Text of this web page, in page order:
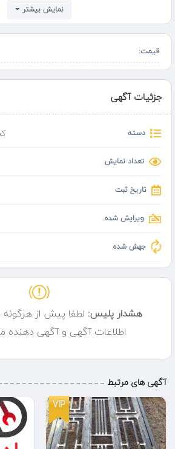
فرمایید/
نمایش بیشتر
قیمت:
جزئیات آگهی
دسته
تعداد نمایش
تاریخ ثبت
ویرایش شده
جهش شده
هشدار پلیس: لطفا پیش از
اطلاعات آگهی و آگهی دهنده
آگهی های مرتبط
VIP